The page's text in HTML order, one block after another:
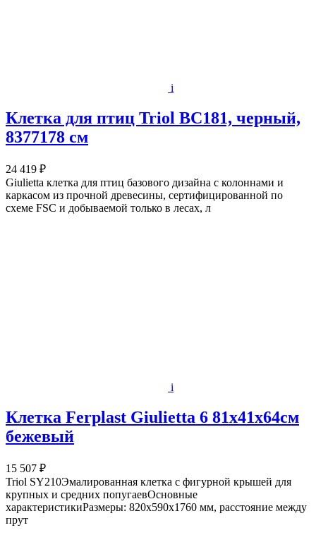
i
Клетка для птиц Triol BC181, черный,
8377178 см
24 419 ₽
Giulietta клетка для птиц базового дизайна с колоннами и
каркасом из прочной древесины, сертифицированной по
схеме FSC и добываемой только в лесах, л
i
Клетка Ferplast Giulietta 6 81х41х64см
бежевый
15 507 ₽
Triol SY210Эмалированная клетка с фигурной крышей для
крупных и средних попугаевОсновные
характеристикиРазмеры: 820x590x1760 мм, расстояние между
прут